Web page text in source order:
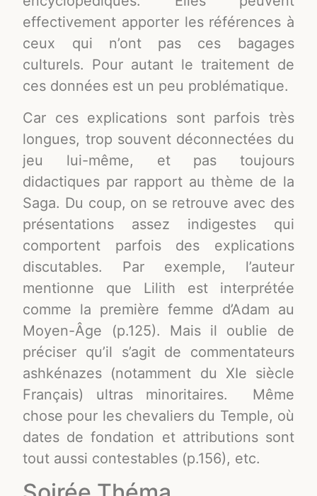
effectivement apporter les références à
ceux qui n’ont pas ces bagages
culturels. Pour autant le traitement de
ces données est un peu problématique.
Car ces explications sont parfois très
longues, trop souvent déconnectées du
jeu lui-même, et pas toujours
didactiques par rapport au thème de la
Saga. Du coup, on se retrouve avec des
présentations assez indigestes qui
comportent parfois des explications
discutables. Par exemple, l’auteur
mentionne que Lilith est interprétée
comme la première femme d’Adam au
Moyen-Âge (p.125). Mais il oublie de
préciser qu’il s’agit de commentateurs
ashkénazes (notamment du XIe siècle
Français) ultras minoritaires. Même
chose pour les chevaliers du Temple, où
dates de fondation et attributions sont
tout aussi contestables (p.156), etc.